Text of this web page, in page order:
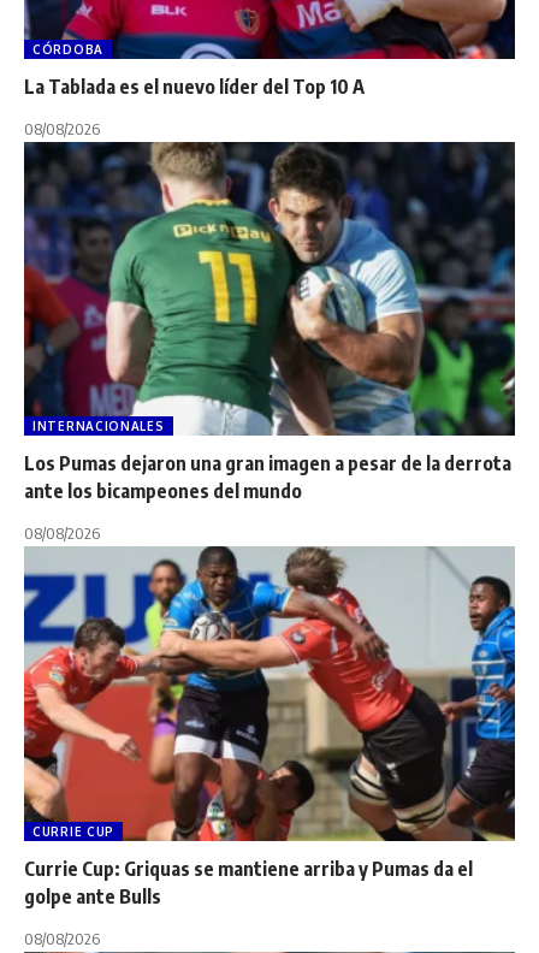
CÓRDOBA
La Tablada es el nuevo líder del Top 10 A
08/08/2026
INTERNACIONALES
Los Pumas dejaron una gran imagen a pesar de la derrota
ante los bicampeones del mundo
08/08/2026
CURRIE CUP
Currie Cup: Griquas se mantiene arriba y Pumas da el
golpe ante Bulls
08/08/2026